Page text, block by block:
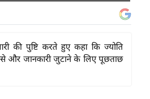
की पुष्टि करते हुए कहा कि ज्योति
और जानकारी जुटाने के लिए पूछताछ